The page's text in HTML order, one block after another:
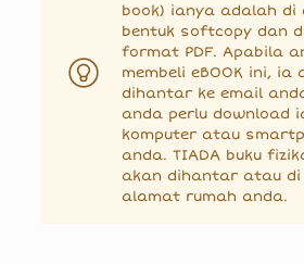
book) ianya adalah di
bentuk softcopy dan
format PDF. Apabila
membeli eBOOK ini, ia
dihantar ke email
anda perlu download
komputer atau
anda. TIADA buku
akan dihantar atau di
alamat rumah anda.